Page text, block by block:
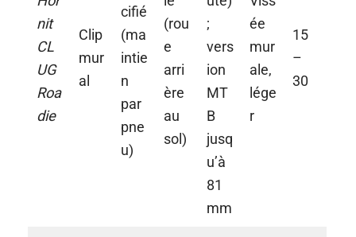
nit
CL
UG
Roa
die
Clip
mur
al
cifié
(ma
intie
n
par
pne
u)
(rou
e
arri
ère
au
sol)
;
vers
ion
MT
B
jusq
u’à
81
mm
ée
mur
ale,
lége
r
15
–
30